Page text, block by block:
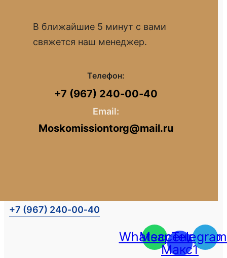
В ближайшие 5 минут с вами
свяжется наш менеджер.
Телефон:
+7 (967) 240‑00‑40
Email:
Moskomissiontorg@mail.ru
+7 (967) 240‑00‑40
Whatsapp
Мессенджер
Макс1
Telegram